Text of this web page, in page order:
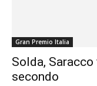
Gran Premio Italia
Solda,
secondo